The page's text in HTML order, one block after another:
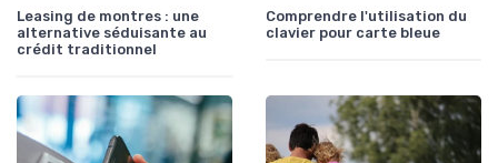
Leasing de montres : une
alternative séduisante au
crédit traditionnel
Comprendre l'utilisation du
clavier pour carte bleue